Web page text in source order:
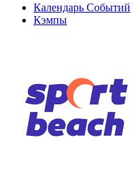
Календарь Событий
Кэмпы